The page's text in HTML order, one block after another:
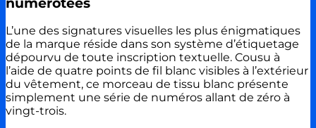
L’une des signatures visuelles les plus énigmatiques
de la marque réside dans son système d’étiquetage
dépourvu de toute inscription textuelle. Cousu à
l’aide de quatre points de fil blanc visibles à l’extérieur
du vêtement, ce morceau de tissu blanc présente
simplement une série de numéros allant de zéro à
vingt-trois.